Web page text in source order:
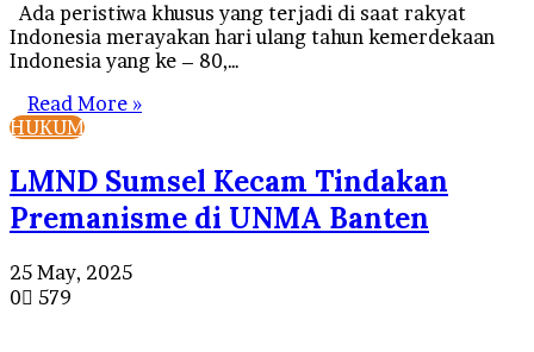
Ada peristiwa khusus yang terjadi di saat rakyat
Indonesia merayakan hari ulang tahun kemerdekaan
Indonesia yang ke – 80,…
Read More »
HUKUM
LMND Sumsel Kecam Tindakan
Premanisme di UNMA Banten
25 May, 2025
0
579